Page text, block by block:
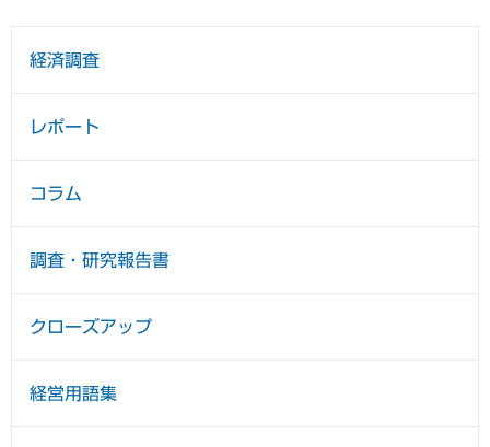
経済調査
レポート
コラム
調査・研究報告書
クローズアップ
経営用語集